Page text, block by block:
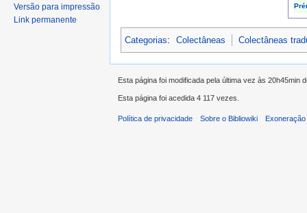
Categorias: Colectâneas Colectâneas
Versão para impressão
Link permanente
Esta página foi modificada pela última vez às 20h45min
Esta página foi acedida 4 117 vezes.
Política de privacidade Sobre o Bibliowiki